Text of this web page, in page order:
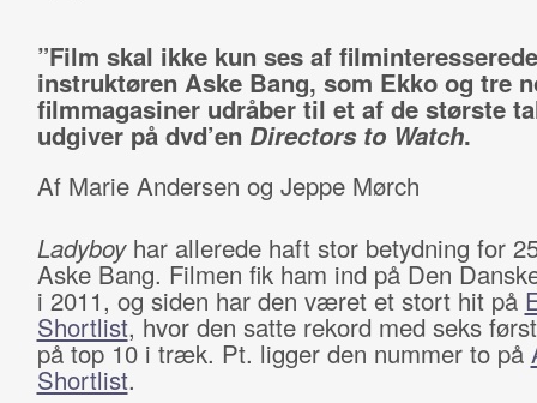
”Film skal ikke kun ses af
instruktøren Aske Bang, som Ekko og tre
filmmagasiner udråber til et af de største
udgiver på dvd’en Directors to Watch.
Af Marie Andersen og Jeppe Mørch
Ladyboy har allerede haft stor betydning for
Aske Bang. Filmen fik ham ind på Den
i 2011, og siden har den været et stort hit på
Shortlist, hvor den satte rekord med seks
på top 10 i træk. Pt. ligger den nummer to på
Shortlist.